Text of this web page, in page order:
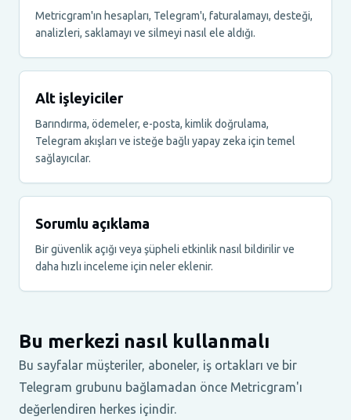
Metricgram'ın hesapları, Telegram'ı, faturalamayı, desteği,
analizleri, saklamayı ve silmeyi nasıl ele aldığı.
Alt işleyiciler
Barındırma, ödemeler, e-posta, kimlik doğrulama,
Telegram akışları ve isteğe bağlı yapay zeka için temel
sağlayıcılar.
Sorumlu açıklama
Bir güvenlik açığı veya şüpheli etkinlik nasıl bildirilir ve
daha hızlı inceleme için neler eklenir.
Bu merkezi nasıl kullanmalı
Bu sayfalar müşteriler, aboneler, iş ortakları ve bir
Telegram grubunu bağlamadan önce Metricgram'ı
değerlendiren herkes içindir.